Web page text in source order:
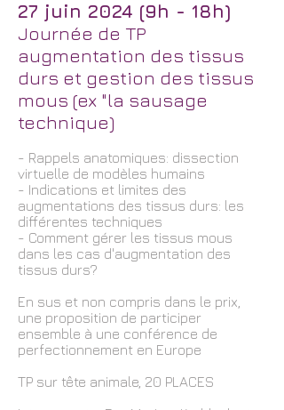
27 juin 2024 (9h - 18h)
Journée de TP
augmentation des tissus
durs et gestion des tissus
mous (ex "la sausage
technique)
- Rappels anatomiques: dissection
virtuelle de modèles humains
- Indications et limites des
augmentations des tissus durs: les
différentes techniques
- Comment gérer les tissus mous
dans les cas d'augmentation des
tissus durs?
En sus et non compris dans le prix,
une proposition de participer
ensemble à une conférence de
perfectionnement en Europe
TP sur tête animale, 20 PLACES